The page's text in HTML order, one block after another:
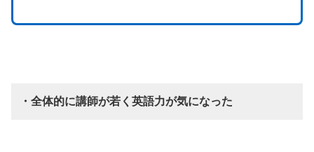
・全体的に講師が若く英語力が気になった